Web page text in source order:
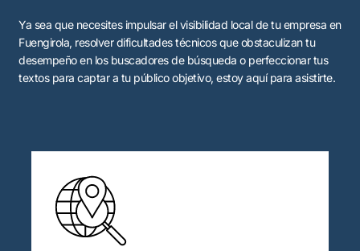
Ya sea que necesites impulsar el visibilidad local de tu empresa en
Fuengirola, resolver dificultades técnicos que obstaculizan tu
desempeño en los buscadores de búsqueda o perfeccionar tus
textos para captar a tu público objetivo, estoy aquí para asistirte.